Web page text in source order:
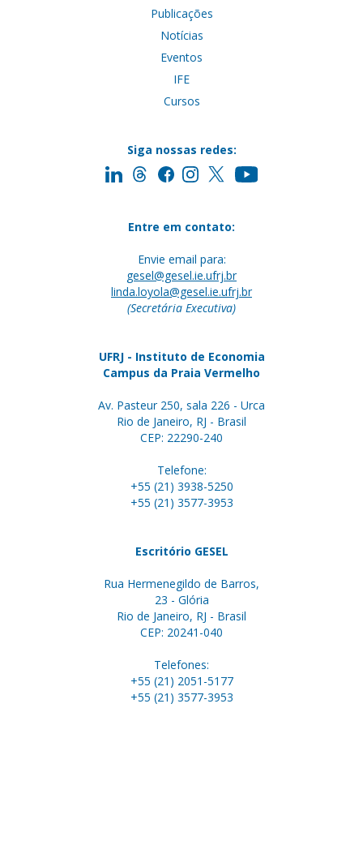
Publicações
Notícias
Eventos
IFE
Cursos
Siga nossas redes:
Entre em contato:
Envie email para:
gesel@gesel.ie.ufrj.br
linda.loyola@gesel.ie.ufrj.br
(Secretária Executiva)
UFRJ - Instituto de Economia
Campus da Praia Vermelho
Av. Pasteur 250, sala 226 - Urca
Rio de Janeiro, RJ - Brasil
CEP: 22290-240
Telefone:
+55 (21) 3938-5250
+55 (21) 3577-3953
Escritório GESEL
Rua Hermenegildo de Barros,
23 - Glória
Rio de Janeiro, RJ - Brasil
CEP: 20241-040
Telefones:
+55 (21) 2051-5177
+55 (21) 3577-3953